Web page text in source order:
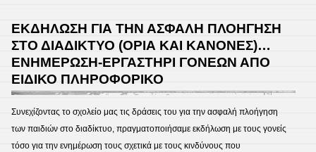
ΕΚΔΗΛΩΣΗ ΓΙΑ ΤΗΝ ΑΣΦΑΛΗ ΠΛΟΗΓΗΣΗ
ΣΤΟ ΔΙΑΔΙΚΤΥΟ (ΟΡΙΑ ΚΑΙ ΚΑΝΟΝΕΣ)…
ΕΝΗΜΕΡΩΣΗ-ΕΡΓΑΣΤΗΡΙ ΓΟΝΕΩΝ ΑΠΟ
ΕΙΔΙΚΟ ΠΛΗΡΟΦΟΡΙΚΟ
Συνεχίζοντας το σχολείο μας τις δράσεις του για την ασφαλή πλοήγηση
των παιδιών στο διαδίκτυο, πραγματοποιήσαμε εκδήλωση με τους γονείς
τόσο για την ενημέρωση τους σχετικά με τους κινδύνους που